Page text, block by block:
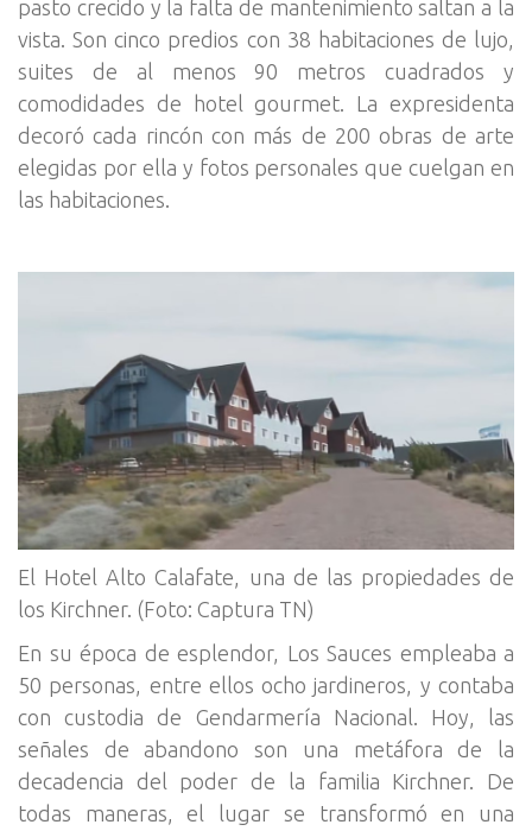
pasto crecido y la falta de mantenimiento saltan a la
vista. Son cinco predios con 38 habitaciones de lujo,
suites de al menos 90 metros cuadrados y
comodidades de hotel gourmet. La expresidenta
decoró cada rincón con más de 200 obras de arte
elegidas por ella y fotos personales que cuelgan en
las habitaciones.
El Hotel Alto Calafate, una de las propiedades de
los Kirchner. (Foto: Captura TN)
En su época de esplendor, Los Sauces empleaba a
50 personas, entre ellos ocho jardineros, y contaba
con custodia de Gendarmería Nacional. Hoy, las
señales de abandono son una metáfora de la
decadencia del poder de la familia Kirchner. De
todas maneras, el lugar se transformó en una